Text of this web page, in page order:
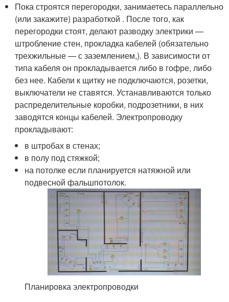
Пока строятся перегородки, занимаетесь параллельно
(или закажите) разработкой . После того, как
перегородки стоят, делают разводку электрики —
штробление стен, прокладка кабелей (обязательно
трехжильные — с заземлением,). В зависимости от
типа кабеля он прокладывается либо в гофре, либо
без нее. Кабели к щитку не подключаются, розетки,
выключатели не ставятся. Устанавливаются только
распределительные коробки, подрозетники, в них
заводятся концы кабелей. Электропроводку
прокладывают:
в штробах в стенах;
в полу под стяжкой;
на потолке если планируется натяжной или
подвесной фальшпотолок.
Планировка электропроводки